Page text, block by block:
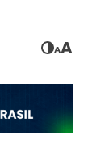
AA